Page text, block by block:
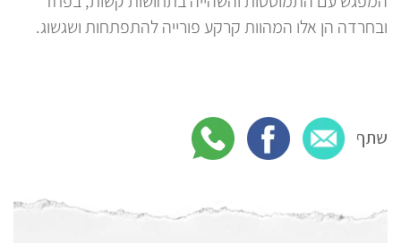
ובחרדה הן אלו המהוות קרקע פורייה להתפתחות ושגשוג.
שתף